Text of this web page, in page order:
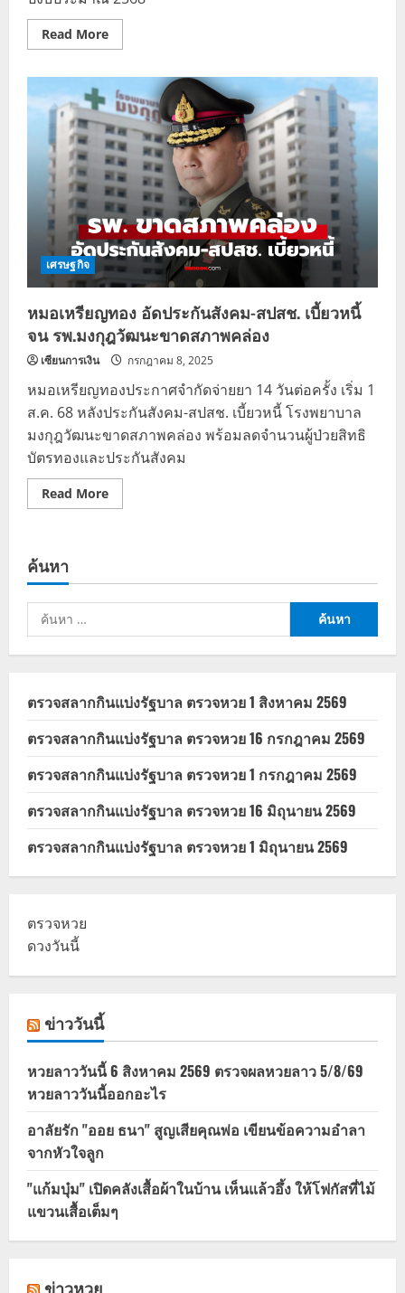
Read MoreRead
more
ไฟ
เขียว
“ฮอร์โมน
ยืนยัน
เพศ
สภาพ”
เข้า
เป็น
สิทธิ
ประโยชน์
บัตร
ทอง
เศรษฐกิจ
หมอเหรียญทอง อัดประกันสังคม-สปสช. เบี้ยวหนี้
จน รพ.มงกุฎวัฒนะขาดสภาพคล่อง
เซียนการเงิน กรกฎาคม 8, 2025
หมอเหรียญทองประกาศจำกัดจ่ายยา 14 วันต่อครั้ง เริ่ม 1
ส.ค. 68 หลังประกันสังคม-สปสช. เบี้ยวหนี้ โรงพยาบาล
มงกุฎวัฒนะขาดสภาพคล่อง พร้อมลดจำนวนผู้ป่วยสิทธิ
บัตรทองและประกันสังคม
Read MoreRead
more
ประกัน
สปสช.
รพ.มงกุฎ
สภาพ
คล่อง
ค้นหา
ค้นหา
สำหรับ:
ตรวจสลากกินแบ่งรัฐบาล ตรวจหวย 1 สิงหาคม 2569
ตรวจสลากกินแบ่งรัฐบาล ตรวจหวย 16 กรกฎาคม 2569
ตรวจสลากกินแบ่งรัฐบาล ตรวจหวย 1 กรกฎาคม 2569
ตรวจสลากกินแบ่งรัฐบาล ตรวจหวย 16 มิถุนายน 2569
ตรวจสลากกินแบ่งรัฐบาล ตรวจหวย 1 มิถุนายน 2569
ตรวจหวย
ดวงวันนี้
ข่าววันนี้
หวยลาววันนี้ 6 สิงหาคม 2569 ตรวจผลหวยลาว 5/8/69
หวยลาววันนี้ออกอะไร
อาลัยรัก "ออย ธนา" สูญเสียคุณพ่อ เขียนข้อความอำลา
จากหัวใจลูก
"แก้มบุ๋ม" เปิดคลังเสื้อผ้าในบ้าน เห็นแล้วอึ้ง ให้โฟกัสที่ไม้
แขวนเสื้อเต็มๆ
ข่าวหวย